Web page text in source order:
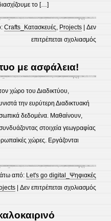
το […]
Crafts_Κατασκευές, Projects |Δεν
επιτρέπεται σχολιασμός
με ασφάλεια!
χώρο του Διαδικτύου,
την ευρύτερη Διαδικτυακή
δεδομένα. Μαθαίνουν,
στοιχεία γεωγραφίας
χώρες. Εργάζονται
από: Let's go digital_Ψηφιακές
|Δεν επιτρέπεται σχολιασμός